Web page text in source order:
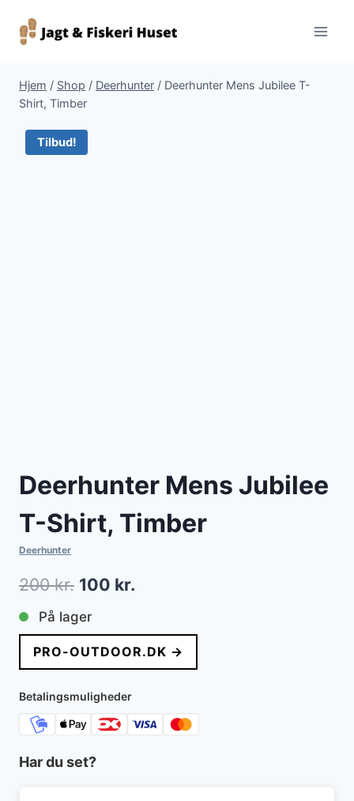
Hjem / Shop / Deerhunter / Deerhunter Mens Jubilee T-
Shirt, Timber
Tilbud!
Deerhunter Mens Jubilee
T-Shirt, Timber
Deerhunter
200kr. Den
oprindelige
pris
var:
200 kr..
100 kr.
pris
er:
På lager
PRO-OUTDOOR.DK →
Betalingsmuligheder
Har du set?